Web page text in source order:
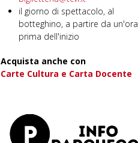
il giorno di spettacolo, al
botteghino, a partire da un'ora
prima dell'inizio
Acquista anche con
Carte Cultura e Carta Docente